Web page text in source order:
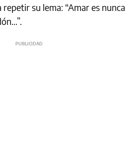
su lema: “Amar es nunca